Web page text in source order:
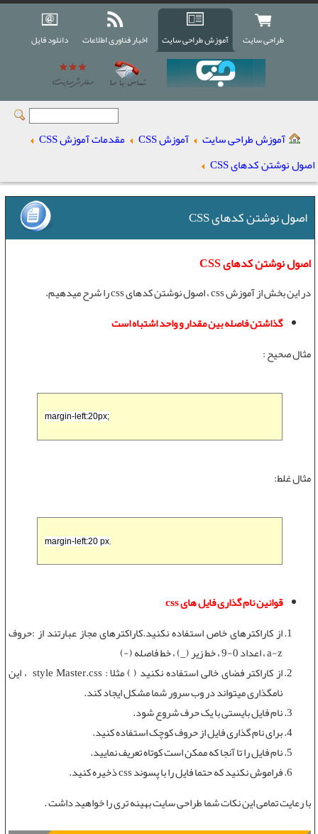
طراحی سایت آموزش طراحی سایت اخبار فناوری اطلاعات دانلود فایل
آموزش طراحی سایت آموزش CSS
مقدمات آموزش CSS
اصول نوشتن کدهای CSS
اصول نوشتن کدهای CSS
اصول نوشتن کدهای CSS
در این بخش ازآموزش css ،اصول نوشتن کدهای css
را شرح میدهیم.
گذاشتن فاصله بین مقدار و واحد اشتباه است
مثال صحیح :
margin-left:20px;
مثال غلط:
margin-left:20 px;
قوانین نام گذاری فایل هایcss
از کاراکترهای خاص استفاده نکنید.کاراکترهای مجاز عبارتند از :حروف
a-z ، اعداد 0-9 ، خط زیر (_) ، خط فاصله (-)
از کاراکتر فضای خالی استفاده نکنید ( ) مثلا : style Master.css ، این
نامگذاری میتواند در وب سرور شما مشکل ایجاد کند.
نام فایل بایستی با یک حرف شروع شود.
برای نام گذاری فایل از حروف کوچک استفاده کنید.
نام فایل را تا آنجا که ممکن است کوتاه تعریف نمایید.
فراموش نکنید که حتما فایل را با پسوند css ذخیره کنید.
با رعایت تمامی این نکات شماطراحی سایتبهینه تری را خواهید داشت .